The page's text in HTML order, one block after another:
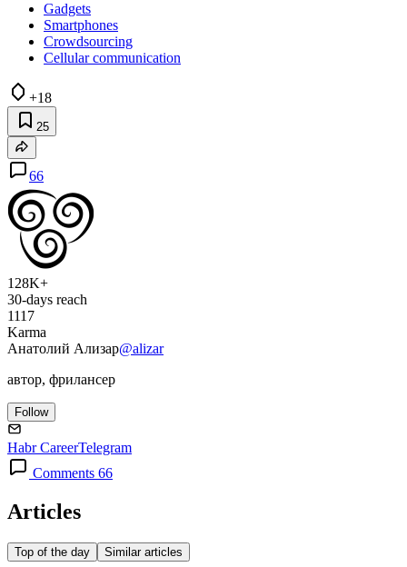
Gadgets
Smartphones
Crowdsourcing
Cellular communication
+18
25
66
128K+
30-days reach
1117
Karma
Анатолий Ализар@alizar
автор, фрилансер
Follow
Habr CareerTelegram
Comments 66
Articles
Top of the day Similar articles